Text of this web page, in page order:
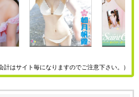
計はサイト毎になりますのでご注意下さい。）